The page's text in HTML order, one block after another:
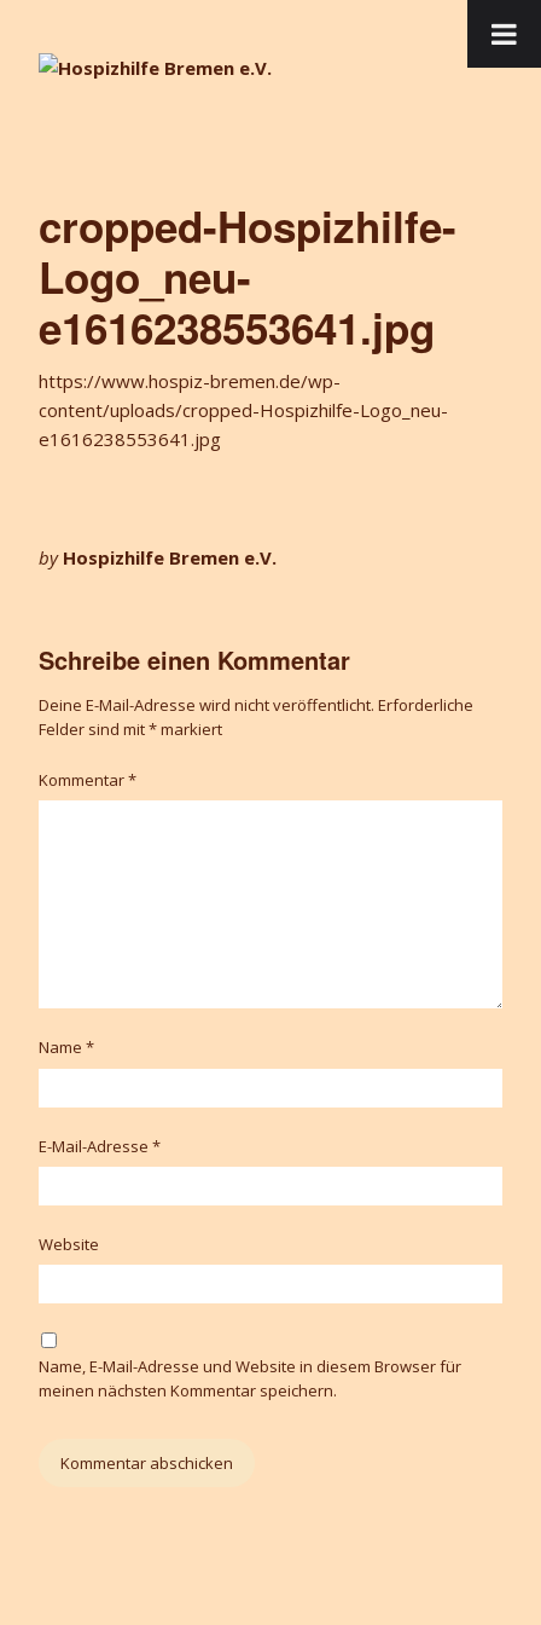
cropped-Hospizhilfe-
Logo_neu-
e1616238553641.jpg
https://www.hospiz-bremen.de/wp-
content/uploads/cropped-Hospizhilfe-Logo_neu-
e1616238553641.jpg
by Hospizhilfe Bremen e.V.
Schreibe einen Kommentar
Deine E-Mail-Adresse wird nicht veröffentlicht. Erforderliche
Felder sind mit*markiert
Kommentar*
Name *
E-Mail-Adresse *
Website
Name, E-Mail-Adresse und Website in diesem Browser für
meinen nächsten Kommentar speichern.